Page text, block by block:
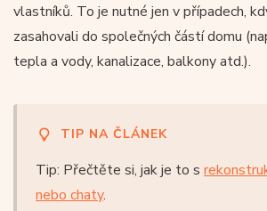
vlastníků. To je nutné jen v případech,
zasahovali do společných částí domu
tepla a vody, kanalizace, balkony atd.).
TIP NA ČLÁNEK
Tip: Přečtěte si, jak je to s
nebo chaty.